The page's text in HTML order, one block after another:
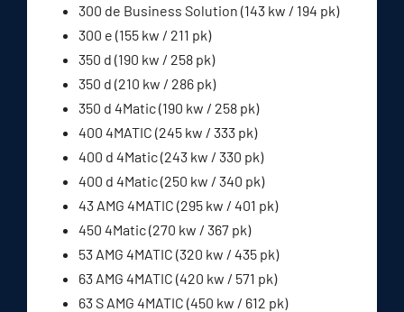
300 de Business Solution (143 kw / 194 pk)
300 e (155 kw / 211 pk)
350 d (190 kw / 258 pk)
350 d (210 kw / 286 pk)
350 d 4Matic (190 kw / 258 pk)
400 4MATIC (245 kw / 333 pk)
400 d 4Matic (243 kw / 330 pk)
400 d 4Matic (250 kw / 340 pk)
43 AMG 4MATIC (295 kw / 401 pk)
450 4Matic (270 kw / 367 pk)
53 AMG 4MATIC (320 kw / 435 pk)
63 AMG 4MATIC (420 kw / 571 pk)
63 S AMG 4MATIC (450 kw / 612 pk)